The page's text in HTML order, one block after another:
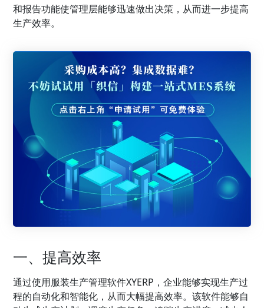
和报告功能使管理层能够迅速做出决策，从而进一步提高
生产效率。
一、提高效率
通过使用服装生产管理软件XYERP，企业能够实现生产过
程的自动化和智能化，从而大幅提高效率。该软件能够自